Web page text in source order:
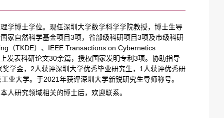
学博士学位。现任深圳大学数学科学学院教授，博士生导
家自然科学基金项目3项，省部级科研项目3项及市级科研
（TKDE）、IEEE Transactions on Cybernetics
发表科研论文30余篇，授权国家发明专利3项。协助指导
学金，2人获评深圳大学优秀毕业研究生，1人获评优秀研
业大学。于2021年获评深圳大学新锐研究生导师称号。
人研究领域相关的博士后，欢迎联系。